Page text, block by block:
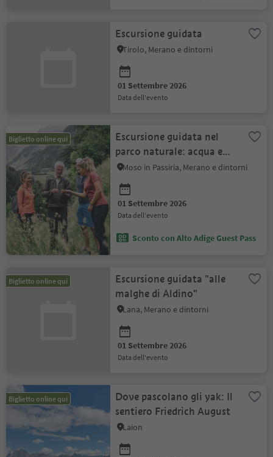
Escursione guidata
Tirolo, Merano e dintorni
01 Settembre 2026
data dell'evento
Biglietto online qui
Escursione guidata nel
parco naturale: acqua e
natura
Moso in Passiria, Merano e dintorni
01 Settembre 2026
data dell'evento
Sconto con Alto Adige Guest Pass
Biglietto online qui
Escursione guidata "alle
malghe di Aldino"
Lana, Merano e dintorni
01 Settembre 2026
data dell'evento
Biglietto online qui
Dove pascolano gli yak: Il
sentiero Friedrich August
Laion